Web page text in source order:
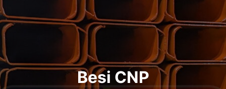
Besi CNP